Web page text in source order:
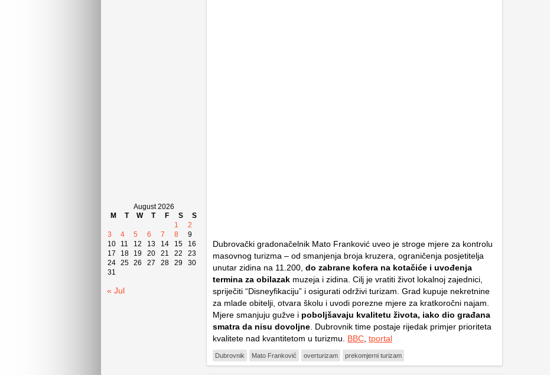
August 2026
M
T W T F S
S
1
2
3
4 5 6 7 8
9
10
11 12 13 14 15
16
17
18 19 20 21 22
23
24 25 26 27 28 29
30
31
« Jul
Dubrovački gradonačelnik Mato Franković uveo je stroge mjere za kontrolu
masovnog turizma – od smanjenja broja kruzera, ograničenja posjetitelja
unutar zidina na 11.200, do zabrane kofera na kotačiće i uvođenja
termina za obilazak muzeja i zidina. Cilj je vratiti život lokalnoj zajednici,
spriječiti “Disneyfikaciju” i osigurati održivi turizam. Grad kupuje nekretnine
za mlade obitelji, otvara školu i uvodi porezne mjere za kratkoročni najam.
Mjere smanjuju gužve i poboljšavaju kvalitetu života, iako dio građana
smatra da nisu dovoljne . Dubrovnik time postaje rijedak primjer prioriteta
kvalitete nad kvantitetom u turizmu. BBC tportal
Dubrovnik Mato Franković overturizam prekomjerni turizam